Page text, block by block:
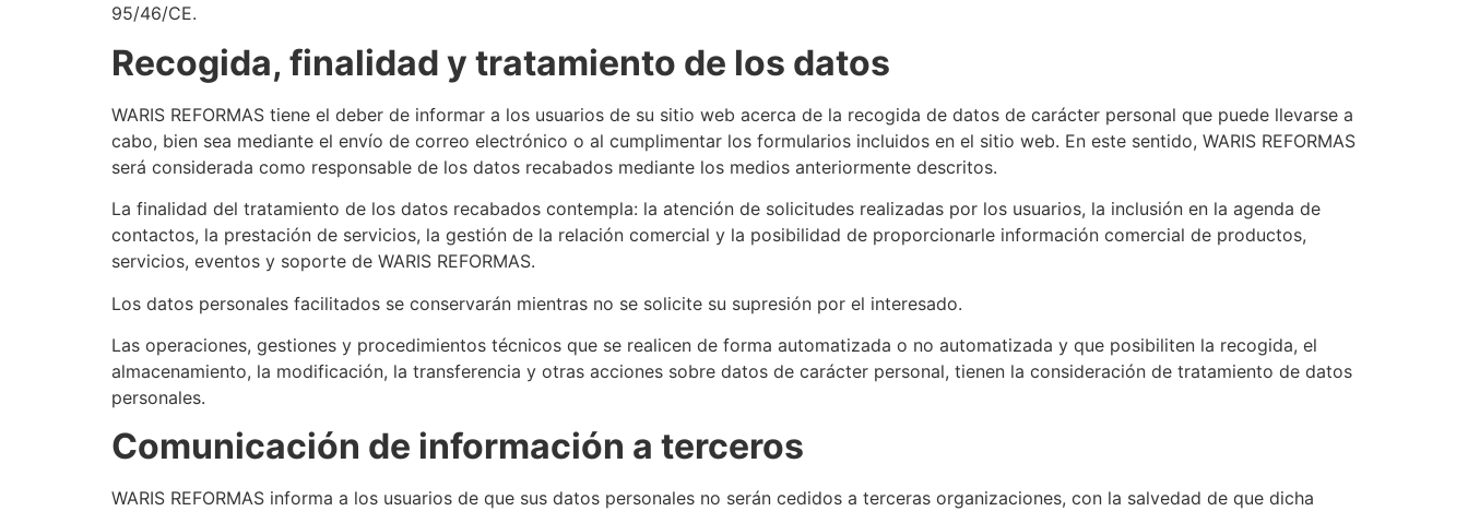
95/46/CE.
Recogida, finalidad y tratamiento de los datos
WARIS REFORMAS tiene el deber de informar a los usuarios de su sitio web acerca de la recogida de datos de carácter personal que puede llevarse a
cabo, bien sea mediante el envío de correo electrónico o al cumplimentar los formularios incluidos en el sitio web. En este sentido, WARIS REFORMAS
será considerada como responsable de los datos recabados mediante los medios anteriormente descritos.
La finalidad del tratamiento de los datos recabados contempla: la atención de solicitudes realizadas por los usuarios, la inclusión en la agenda de
contactos, la prestación de servicios, la gestión de la relación comercial y la posibilidad de proporcionarle información comercial de productos,
servicios, eventos y soporte de WARIS REFORMAS.
Los datos personales facilitados se conservarán mientras no se solicite su supresión por el interesado.
Las operaciones, gestiones y procedimientos técnicos que se realicen de forma automatizada o no automatizada y que posibiliten la recogida, el
almacenamiento, la modificación, la transferencia y otras acciones sobre datos de carácter personal, tienen la consideración de tratamiento de datos
personales.
Comunicación de información a terceros
WARIS REFORMAS informa a los usuarios de que sus datos personales no serán cedidos a terceras organizaciones, con la salvedad de que dicha